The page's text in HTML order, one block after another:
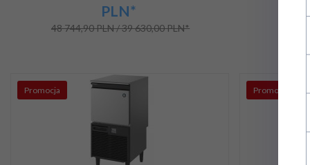
PLN*
48 744,90 PLN / 39 630,00 PLN*
Promocja Promocja